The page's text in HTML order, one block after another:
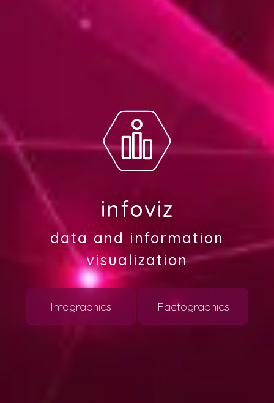
infoviz
data and information
visualization
Infographics Factographics